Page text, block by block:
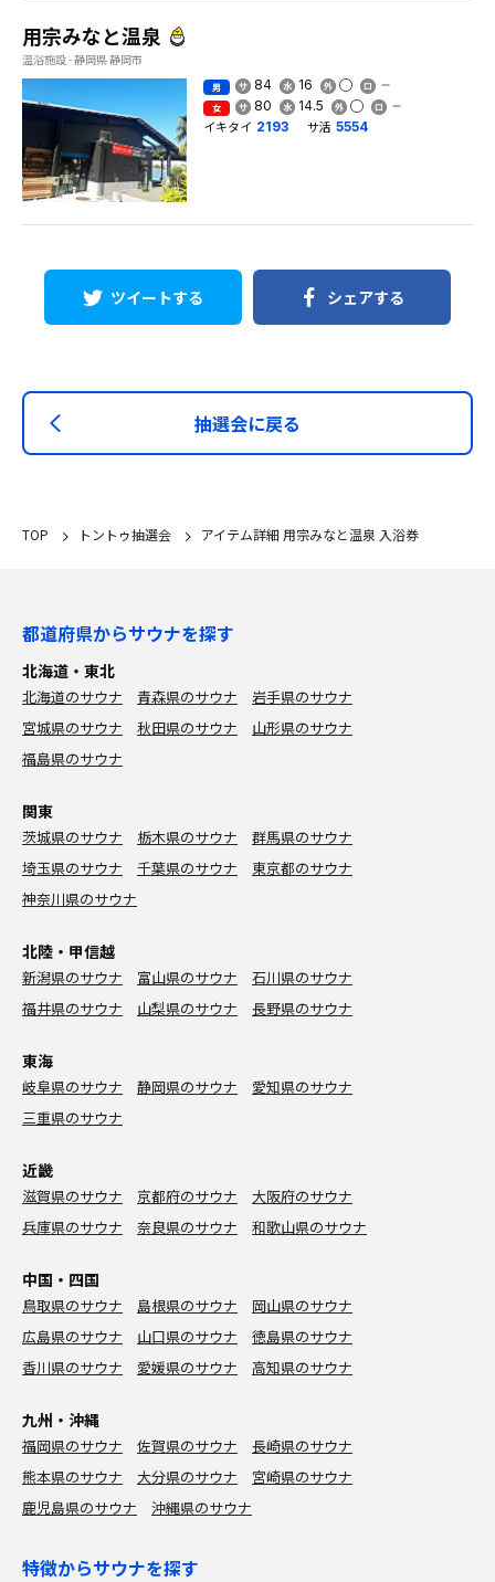
用宗みなと温泉
温浴施設 - 静岡県 静岡市
男 84 16
女 80 14.5
イキタイ 2193 サ活 5554
ツイートする シェアする
抽選会に戻る
TOP トントゥ抽選会 アイテム詳細 用宗みなと温泉 入浴券
都道府県からサウナを探す
北海道・東北
北海道のサウナ 青森県のサウナ
岩手県のサウナ
宮城県のサウナ
秋田県のサウナ
山形県のサウナ
福島県のサウナ
関東
茨城県のサウナ 栃木県のサウナ
群馬県のサウナ
埼玉県のサウナ
千葉県のサウナ
東京都のサウナ
神奈川県のサウナ
北陸・甲信越
新潟県のサウナ 富山県のサウナ
石川県のサウナ
福井県のサウナ
山梨県のサウナ 長野県のサウナ
東海
岐阜県のサウナ 静岡県のサウナ
愛知県のサウナ
三重県のサウナ
近畿
滋賀県のサウナ 京都府のサウナ
大阪府のサウナ
兵庫県のサウナ
奈良県のサウナ 和歌山県のサウナ
中国・四国
鳥取県のサウナ 島根県のサウナ
岡山県のサウナ
広島県のサウナ
山口県のサウナ
徳島県のサウナ
香川県のサウナ
愛媛県のサウナ 高知県のサウナ
九州・沖縄
福岡県のサウナ 佐賀県のサウナ
長崎県のサウナ
熊本県のサウナ
大分県のサウナ
宮崎県のサウナ
鹿児島県のサウナ
沖縄県のサウナ
特徴からサウナを探す